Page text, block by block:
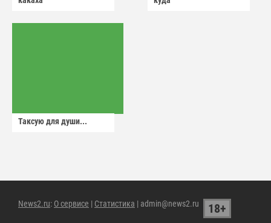
Таксую для души...
News2.ru: О сервисе | Статистика | admin@news2.ru 18+